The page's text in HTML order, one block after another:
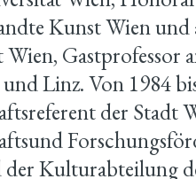
Kunst Wien und
Gastprofessor
Linz. Von 1984
der
der Kulturabteilung